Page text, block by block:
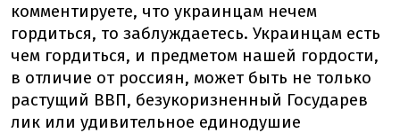
комментируете, что украинцам нечем
гордиться, то заблуждаетесь. Украинцам есть
чем гордиться, и предметом нашей гордости,
в отличие от россиян, может быть не только
растущий ВВП, безукоризненный Государев
лик или удивительное единодушие